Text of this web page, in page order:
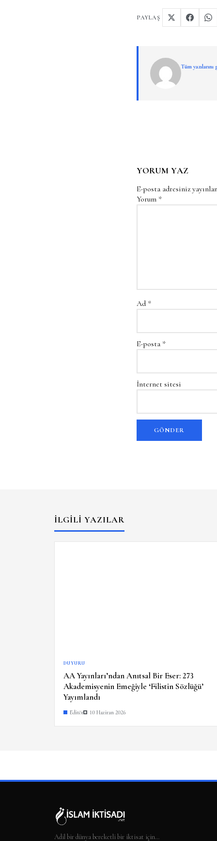
PAYLAŞ
Tüm
YORUM YAZ
E-posta adresiniz
Yorum *
Ad *
E-posta *
İnternet sitesi
İLGILI YAZILAR
DUYURU
AA Yayınları’ndan Anıtsal Bir Eser: 273
Akademisyenin Emeğiyle ‘Filistin Sözlüğü’
Yayımlandı
Editör 10 Haziran 2026
Adil bir dünya bereketli bir iktisat için…